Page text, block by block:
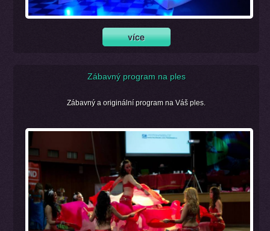
Zábavný program na ples
Zábavný a originální program na Váš ples.